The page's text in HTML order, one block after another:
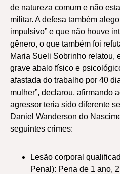
de natureza comum e não
militar. A defesa também
impulsivo” e que não houve
gênero, o que também foi
Maria Sueli Sobrinho relatou,
grave abalo físico e
afastada do trabalho por 40
mulher”, declarou, afirmando
agressor teria sido diferente
Daniel Wanderson do
seguintes crimes:
Lesão corporal
Penal): Pena de 1 ano,